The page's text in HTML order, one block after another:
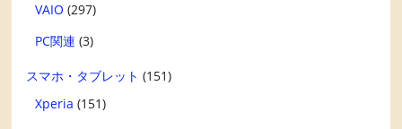
VAIO (297)
PC関連 (3)
スマホ・タブレット (151)
Xperia (151)